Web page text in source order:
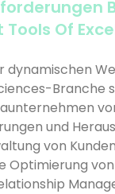
Tools Of
dynamischen
Branche
und
von
Optimierung